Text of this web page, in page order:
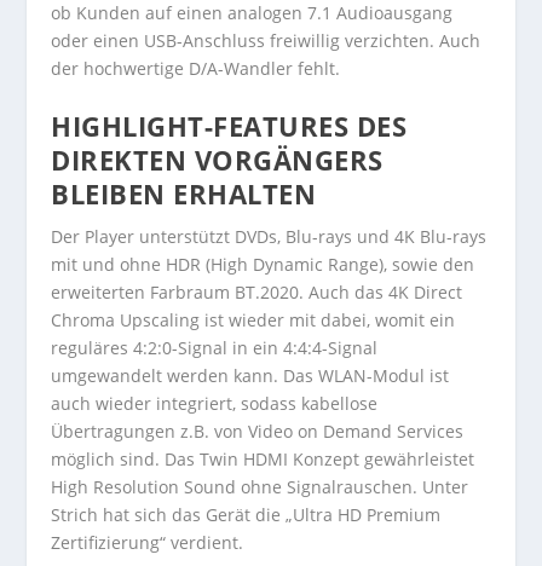
ob Kunden auf einen analogen 7.1 Audioausgang
oder einen USB-Anschluss freiwillig verzichten. Auch
der hochwertige D/A-Wandler fehlt.
HIGHLIGHT-FEATURES DES
DIREKTEN VORGÄNGERS
BLEIBEN ERHALTEN
Der Player unterstützt DVDs, Blu-rays und 4K Blu-rays
mit und ohne HDR (High Dynamic Range), sowie den
erweiterten Farbraum BT.2020. Auch das 4K Direct
Chroma Upscaling ist wieder mit dabei, womit ein
reguläres 4:2:0-Signal in ein 4:4:4-Signal
umgewandelt werden kann. Das WLAN-Modul ist
auch wieder integriert, sodass kabellose
Übertragungen z.B. von Video on Demand Services
möglich sind. Das Twin HDMI Konzept gewährleistet
High Resolution Sound ohne Signalrauschen. Unter
Strich hat sich das Gerät die „Ultra HD Premium
Zertifizierung“ verdient.